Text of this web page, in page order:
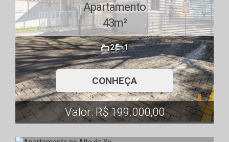
Apartamento
43m²
2 1
CONHEÇA
Valor: R$ 199.000,00